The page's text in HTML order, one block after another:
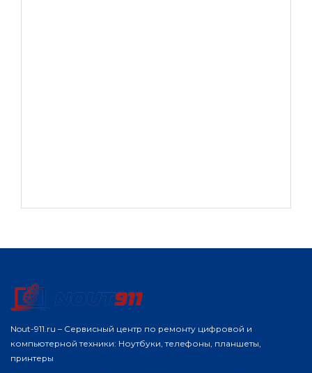
Nout-911.ru – Сервисный центр по ремонту цифровой и
компьютерной техники: Ноутбуки, телефоны, планшеты,
принтеры